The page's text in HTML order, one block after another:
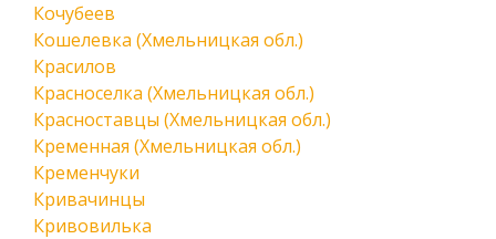
Кочубеев
Кошелевка (Хмельницкая обл.)
Красилов
Красноселка (Хмельницкая обл.)
Красноставцы (Хмельницкая обл.)
Кременная (Хмельницкая обл.)
Кременчуки
Кривачинцы
Кривовилька